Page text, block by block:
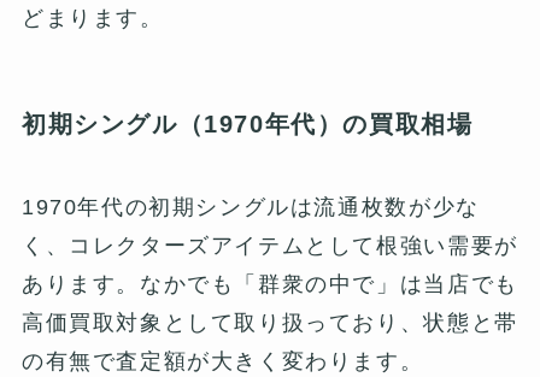
どまります。
初期シングル（1970年代）の買取相場
1970年代の初期シングルは流通枚数が少な
く、コレクターズアイテムとして根強い需要が
あります。なかでも「群衆の中で」は当店でも
高価買取対象として取り扱っており、状態と帯
の有無で査定額が大きく変わります。